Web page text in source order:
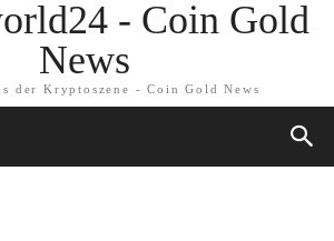
- Coin Gold
News
der Kryptoszene - Coin Gold News